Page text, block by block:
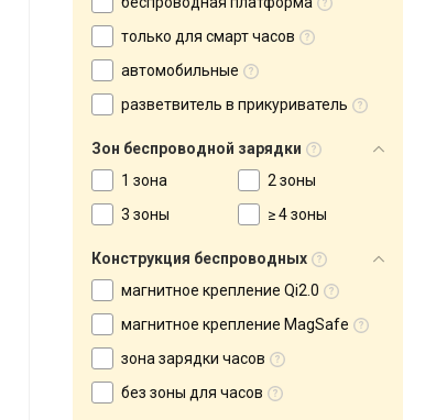
только для смарт часов
автомобильные
разветвитель в прикуриватель
Зон беспроводной зарядки
1 зона
2 зоны
3 зоны
≥ 4 зоны
Конструкция беспроводных
магнитное крепление Qi2.0
магнитное крепление MagSafe
зона зарядки часов
без зоны для часов